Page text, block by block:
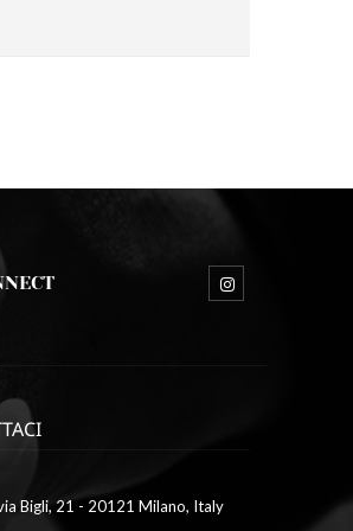
Bigli, 21 - 20121 Milano, Italy